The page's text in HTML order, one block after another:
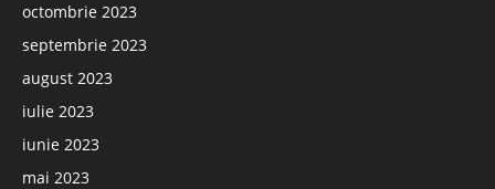
octombrie 2023
septembrie 2023
august 2023
iulie 2023
iunie 2023
mai 2023